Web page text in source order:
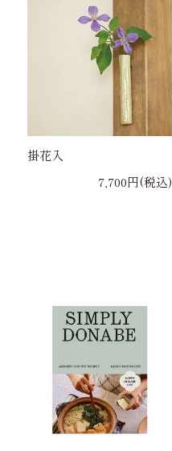
掛花入
7,700円(税込)